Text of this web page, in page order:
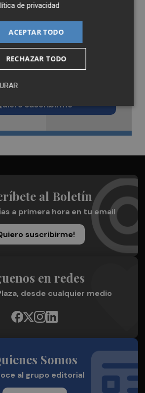
la actualidad de
Plaza en tu correo
suscribirme
al Boletín
a primera hora en tu email
suscribirme!
en redes
desde cualquier medio
Somos
al grupo editorial
de privacidad
ACEPTAR TODO
RECHAZAR TODO